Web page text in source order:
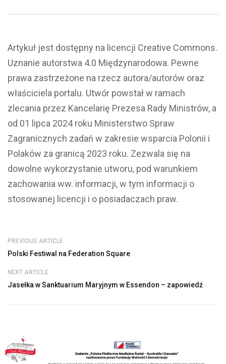
Artykuł jest dostępny na licencji Creative Commons.
Uznanie autorstwa 4.0 Międzynarodowa. Pewne
prawa zastrzeżone na rzecz autora/autorów oraz
właściciela portalu. Utwór powstał w ramach
zlecania przez Kancelarię Prezesa Rady Ministrów, a
od 01 lipca 2024 roku Ministerstwo Spraw
Zagranicznych zadań w zakresie wsparcia Polonii i
Polaków za granicą 2023 roku. Zezwala się na
dowolne wykorzystanie utworu, pod warunkiem
zachowania ww. informacji, w tym informacji o
stosowanej licencji i o posiadaczach praw.
PREVIOUS ARTICLE
Polski Festiwal na Federation Square
NEXT ARTICLE
Jasełka w Sanktuarium Maryjnym w Essendon – zapowiedź